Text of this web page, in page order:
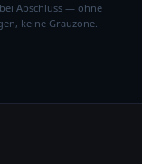
Abschluss — ohne
keine Grauzone.